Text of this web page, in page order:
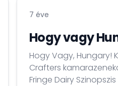
7 éve
Hogy vagy
Hogy Vagy, Hungary! Komolyzene - Kamarazene Koncert The Time
Crafters kamarazenekar előadásában
Fringe Dairy Szinopszis Hogy Vagy, Hungary! A franciákkal és németekkel